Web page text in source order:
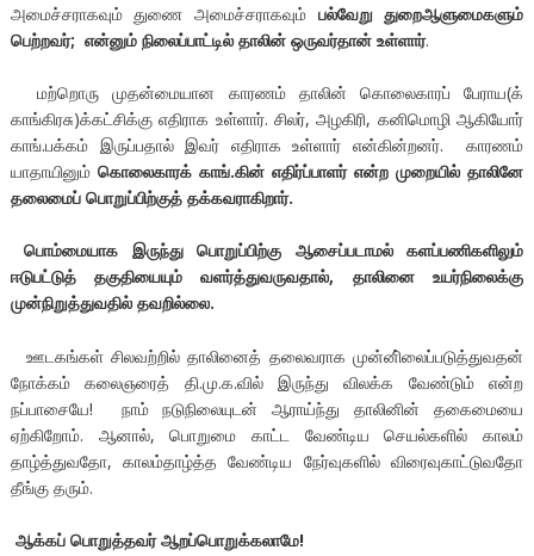
அமைச்சராகவும் துணை அமைச்சராகவும் பல்வேறு துறைஆளுமைகளும்
பெற்றவர்; என்னும் நிலைப்பாட்டில் தாலின் ஒருவர்தான் உள்ளார்.
மற்றொரு முதன்மையான காரணம் தாலின் கொலைகாரப் பேராய(க்
காங்கிரசு)க்கட்சிக்கு எதிராக உள்ளார். சிலர், அழகிரி, கனிமொழி ஆகியோர்
காங்.பக்கம் இருப்பதால் இவர் எதிராக உள்ளார் என்கின்றனர். காரணம்
யாதாயினும் கொலைகாரக் காங்.கின் எதிர்ப்பாளர் என்ற முறையில் தாலினே
தலைமைப் பொறுப்பிற்குத் தக்கவராகிறார்.
பொம்மையாக இருந்து பொறுப்பிற்கு ஆசைப்படாமல் களப்பணிகளிலும்
ஈடுபட்டுத் தகுதியையும் வளர்த்துவருவதால், தாலினை உயர்நிலைக்கு
முன்நிறுத்துவதில் தவறில்லை.
ஊடகங்கள் சிலவற்றில் தாலினைத் தலைவராக முன்னி்லைப்படுத்துவதன்
நோக்கம் கலைஞரைத் தி.மு.க.வில் இருந்து விலக்க வேண்டும் என்ற
நப்பாசையே! நாம் நடுநிலையுடன் ஆராய்ந்து தாலினின் தகைமையை
ஏற்கிறோம். ஆனால், பொறுமை காட்ட வேண்டிய செயல்களில் காலம்
தாழ்த்துவதோ, காலம்தாழ்த்த வேண்டிய நேர்வுகளில் விரைவுகாட்டுவதோ
தீங்கு தரும்.
ஆக்கப் பொறுத்தவர் ஆறப்பொறுக்கலாமே!